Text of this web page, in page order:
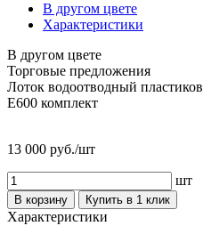
В другом цвете
Характеристики
В другом цвете
Торговые предложения
Лоток водоотводный
E600 комплект
13 000 руб./шт
шт
В корзину Купить в 1 клик
Характеристики